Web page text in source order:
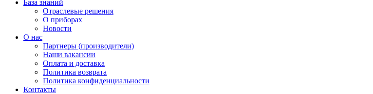
База знаний
Отраслевые решения
О приборах
Новости
О нас
Партнеры (производители)
Наши вакансии
Оплата и доставка
Политика возврата
Политика конфиденциальности
Контакты